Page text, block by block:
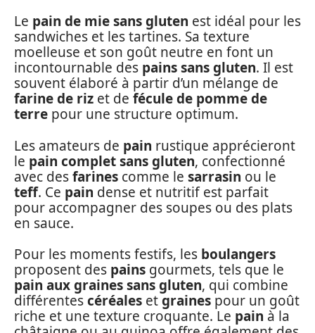
Le pain de mie sans gluten est idéal pour les
sandwiches et les tartines. Sa texture
moelleuse et son goût neutre en font un
incontournable des pains sans gluten. Il est
souvent élaboré à partir d’un mélange de
farine de riz et de fécule de pomme de
terre pour une structure optimum.
Les amateurs de pain rustique apprécieront
le pain complet sans gluten, confectionné
avec desfarines comme le sarrasin ou le
teff. Ce pain dense et nutritif est parfait
pour accompagner des soupes ou des plats
en sauce.
Pour les moments festifs, les boulangers
proposent des pains gourmets, tels que le
pain aux graines sans gluten, qui combine
différentescéréales etgraines pour un goût
riche et une texture croquante. Le pain à la